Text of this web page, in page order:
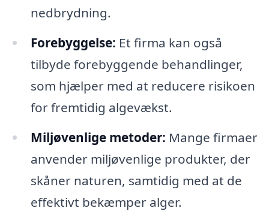
nedbrydning.
Forebyggelse: Et firma kan også
tilbyde forebyggende behandlinger,
som hjælper med at reducere risikoen
for fremtidig algevækst.
Miljøvenlige metoder: Mange firmaer
anvender miljøvenlige produkter, der
skåner naturen, samtidig med at de
effektivt bekæmper alger.